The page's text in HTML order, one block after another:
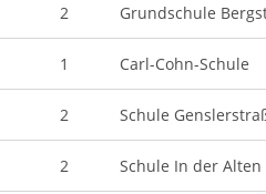
2 Grundschule
1 Carl-Cohn-Schule
2 Schule
2 Schule In der Alten